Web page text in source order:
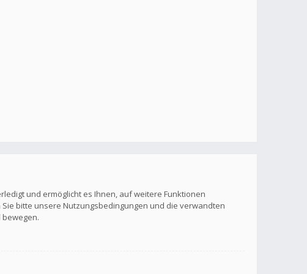
und ermöglicht es Ihnen, auf weitere Funktionen
bitte unsere Nutzungsbedingungen und die verwandten
bewegen.